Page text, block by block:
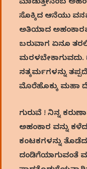
ಮಾಡುತ್ತೇನೆಂಬ
ಸೊಕ್ಕಿದ ಆನೆಯು
ಅತಿಯಾದ
ಬರುವಾಗ ಏನೂ
ಸತ್ಕರ್ಮಗಳನ್ನು
ಮೊರೆಹೊಕ್ಕು ಮಹಾ
ಗುರುವೆ ! ನಿನ್ನ
ಅಹಂಕಾರ ವನ್ನು
ಕಂಟಕಗಳನ್ನು
ದಂಡಿಗೆಯಾಗುವಂತೆ